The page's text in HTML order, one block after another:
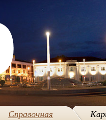
Справочная